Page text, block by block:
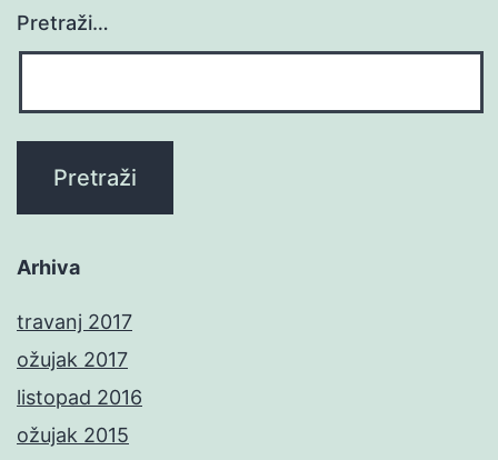
Pretraži…
Arhiva
travanj 2017
ožujak 2017
listopad 2016
ožujak 2015